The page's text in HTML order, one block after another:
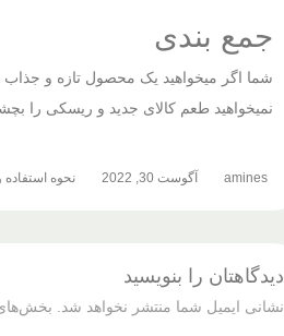
جمع بندی
نمیخواهید طعم کالای جدید و ریسکی را بچشید اسانس ایفل
amines آگوست 30, 2022 نحوه
دیدگاهتان را بنویسید
نشانی ایمیل شما منتشر نخواهد شد. بخش‌های